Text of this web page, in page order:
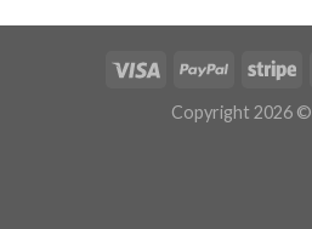
Copyright 2026 ©